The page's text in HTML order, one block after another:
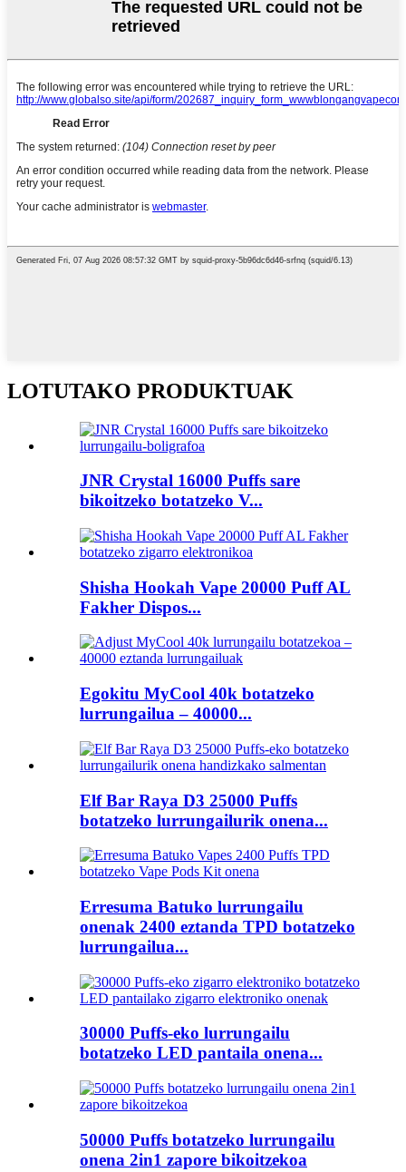
LOTUTAKO PRODUKTUAK
JNR Crystal 16000 Puffs sare
bikoitzeko botatzeko V...
Shisha Hookah Vape 20000 Puff AL
Fakher Dispos...
Egokitu MyCool 40k botatzeko
lurrungailua – 40000...
Elf Bar Raya D3 25000 Puffs
botatzeko lurrungailurik onena...
Erresuma Batuko lurrungailu
onenak 2400 eztanda TPD botatzeko
lurrungailua...
30000 Puffs-eko lurrungailu
botatzeko LED pantaila onena...
50000 Puffs botatzeko lurrungailu
onena 2in1 zapore bikoitzekoa